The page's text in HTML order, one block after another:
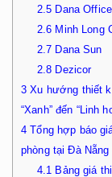
2.5 Dana Office
2.6 Minh Long
2.7 Dana Sun
2.8 Dezicor
3 Xu hướng thiết
“Xanh” đến “Linh
4 Tổng hợp báo
phòng tại Đà Nẵng
4.1 Bảng giá